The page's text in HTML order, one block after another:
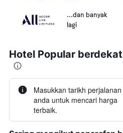
...dan banyak
lagi
Hotel Popular
Masukkan tarikh perjalanan
anda untuk mencari harga
terbaik.